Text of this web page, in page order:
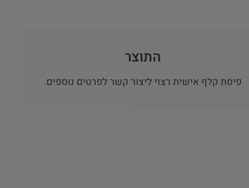
התוצר
פיסת קלף אישית רצוי ליצור קשר לפרטים נוספים.